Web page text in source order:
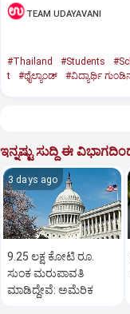
TEAM UDAYAVANI
#Thailand #Students
t
#ಥೈಲ್ಯಾಂಡ್‌ #ವಿದ್ಯಾರ್ಥಿ
ಇನ್ನಷ್ಟು ಸುದ್ದಿ ಈ
3 days ago
9.25 ಲಕ್ಷ ಕೋಟಿ ರೂ.
ಸುಂಕ ಮರುಪಾವತಿ
ಮಾಡಿದ್ದೇವೆ: ಅಮೆರಿಕ